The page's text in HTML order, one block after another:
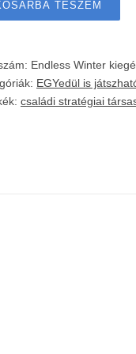
TESZEM
Endless Winter
EGYedül is
családi stratégiai